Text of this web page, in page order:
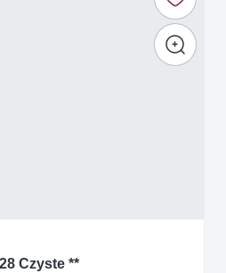
Czyste **